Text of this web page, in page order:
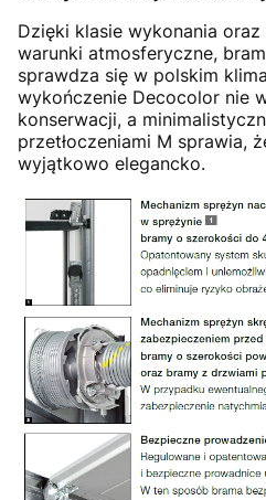
Dzięki klasie wykonania
warunki atmosferyczne,
sprawdza się w polskim
wykończenie Decocolor nie
konserwacji, a
przetłoczeniami M sprawia,
wyjątkowo elegancko.